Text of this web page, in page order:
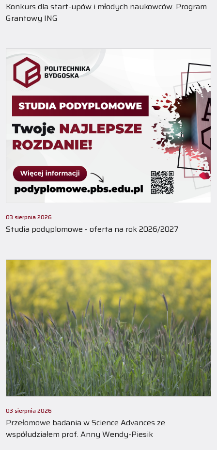
Konkurs dla start-upów i młodych naukowców. Program
Grantowy ING
03 sierpnia 2026
Studia podyplomowe - oferta na rok 2026/2027
03 sierpnia 2026
Przełomowe badania w Science Advances ze
współudziałem prof. Anny Wendy-Piesik